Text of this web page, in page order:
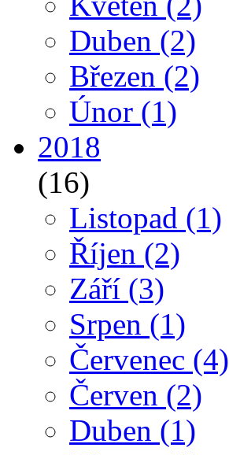
Duben (2)
Březen (2)
Únor (1)
2018
(16)
Listopad (1)
Říjen (2)
Září (3)
Srpen (1)
Červenec (4)
Červen (2)
Duben (1)